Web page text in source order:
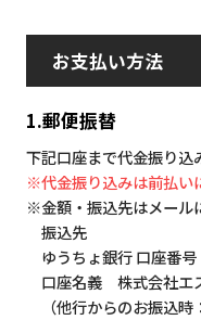
お支払い方法
1.郵便振替
下記口座まで代金振り込
※代金振り込みは前払い
※金額・振込先はメール
振込先
ゆうちょ銀行 口座番
口座名義 株式会社エ
（他行からのお振込